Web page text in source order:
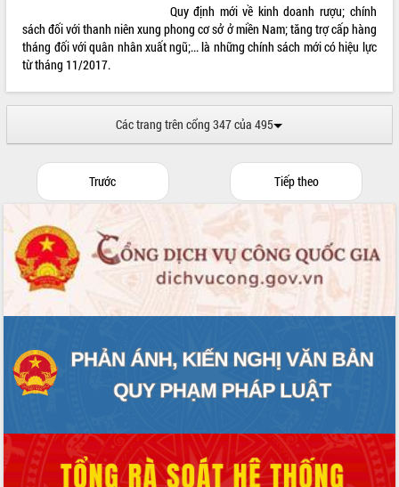
Quy định mới về kinh doanh rượu; chính
sách đối với thanh niên xung phong cơ sở ở miền Nam; tăng trợ cấp hàng
tháng đối với quân nhân xuất ngũ;... là những chính sách mới có hiệu lực
từ tháng 11/2017.
Các trang trên cổng 347 của 495
Trước Tiếp theo